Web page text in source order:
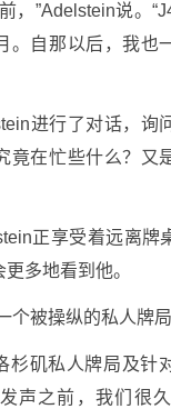
，”Adelstein说。
。自那以后，我也
进行了对话，询
竟在忙些什么？又
正享受着远离
多地看到他。
个被操纵的私人牌
杉矶私人牌局及针
声之前，我们很